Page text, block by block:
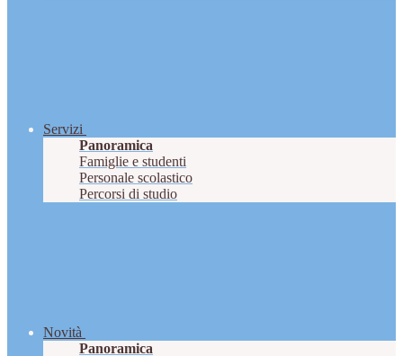
Servizi
Panoramica
Famiglie e studenti
Personale scolastico
Percorsi di studio
Novità
Panoramica